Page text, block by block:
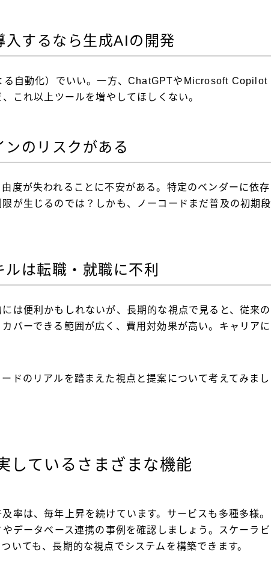
するなら生成AIの開発
る自動化）でいい。一方、ChatGPTやMicrosoft Copilot
これ以上ツールを増やしてほしくない。
のリスクがある
度が失われることに不安がある。特定のベンダーに依存
が生じるのでは？しかも、ノーコードまだ普及の初期段
は転職・就職に不利
は便利かもしれないが、長期的な視点で見ると、従来の
バーできる範囲が広く、費用対効果が高い。キャリアに
ドのリアルを踏まえた視点と提案について考えてみまし
しているさまざまな機能
率は、毎年上昇を続けています。サービスも多種多様。
データベース連携の事例を確認しましょう。スケーラビ
いても、長期的な視点でシステムを構築できます。